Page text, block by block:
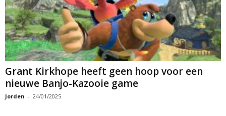
Grant Kirkhope heeft geen hoop voor een
nieuwe Banjo-Kazooie game
Jorden - 24/01/2025